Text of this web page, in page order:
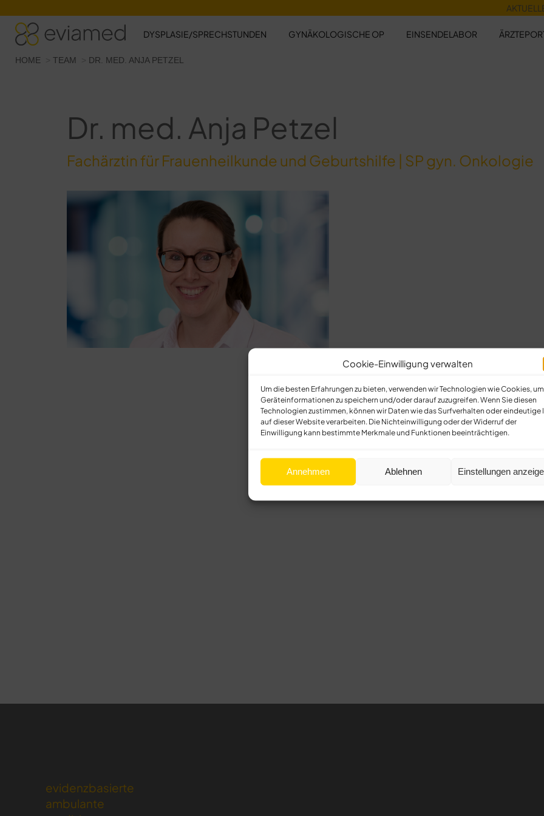
Cookie-Einwilligung verwalten
Um die besten Erfahrungen zu bieten, verwenden wir Technologien wie Cookies, um
Geräteinformationen zu speichern und/oder darauf zuzugreifen. Wenn Sie diesen
Technologien zustimmen, können wir Daten wie das Surfverhalten oder eindeutige
auf dieser Website verarbeiten. Die Nichteinwilligung oder der Widerruf der
Einwilligung kann bestimmte Merkmale und Funktionen beeinträchtigen.
Annehmen Ablehnen Einstellungen
DYSPLASIE/SPRECHSTUNDEN GYNÄKOLOGISCHE OP EINSENDELABOR
Sie befinden sich hier:
HOME TEAM DR. MED. ANJA PETZEL
Dr. med. Anja Petzel
Fachärztin für Frauenheilkunde und Geburtshilfe | SP gyn. Onkologie
evidenzbasierte
ambulante